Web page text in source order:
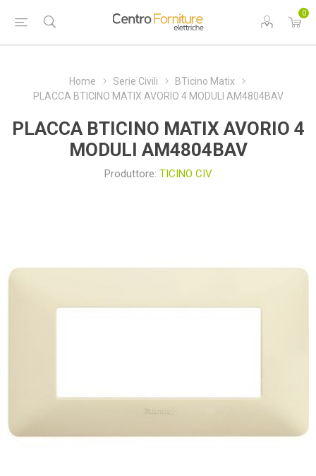
0
Home Serie Civili
BTicino Matix
PLACCA BTICINO MATIX AVORIO 4 MODULI AM4804BAV
PLACCA BTICINO MATIX AVORIO 4
MODULI AM4804BAV
Produttore: TICINO CIV